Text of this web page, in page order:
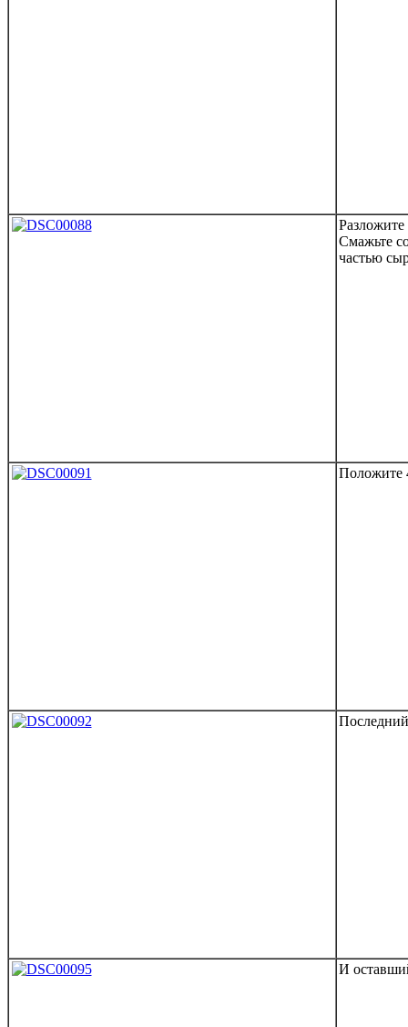
Разложите
Смажьте
частью
Положите
И